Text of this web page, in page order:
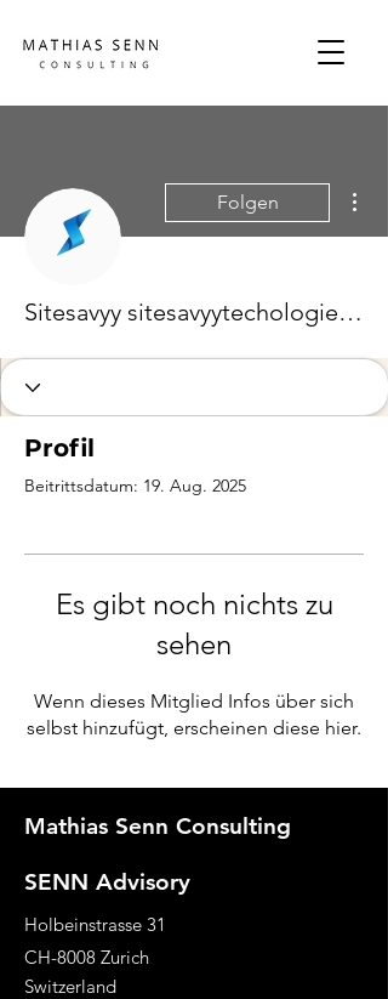
Folgen
Sitesavyy sitesavyytechologies@gmail.com
Profil
Beitrittsdatum: 19. Aug. 2025
Es gibt noch nichts zu
sehen
Wenn dieses Mitglied Infos über sich
selbst hinzufügt, erscheinen diese hier.
Mathias Senn Consulting
SENN Advisory
Holbeinstrasse 31
CH-8008 Zurich
Switzerland